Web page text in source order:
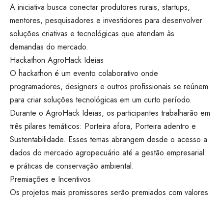
A iniciativa busca conectar produtores rurais, startups,
mentores, pesquisadores e investidores para desenvolver
soluções criativas e tecnológicas que atendam às
demandas do mercado.
Hackathon AgroHack Ideias
O hackathon é um evento colaborativo onde
programadores, designers e outros profissionais se reúnem
para criar soluções tecnológicas em um curto período.
Durante o AgroHack Ideias, os participantes trabalharão em
três pilares temáticos: Porteira afora, Porteira adentro e
Sustentabilidade. Esses temas abrangem desde o acesso a
dados do mercado agropecuário até a gestão empresarial
e práticas de conservação ambiental.
Premiações e Incentivos
Os projetos mais promissores serão premiados com valores